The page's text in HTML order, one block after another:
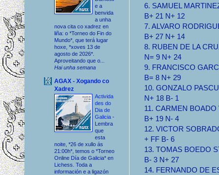
6. SAMUEL
B+ 21 N+ 12
7. ALVARO
B+ 27 N+ 14
8. RUBEN DE LA
N= 9 N+ 24
9. FRANCISCO
B= 8 N+ 29
10. GONZALO
N+ 18 B- 1
11. CARMEN BOADO
B+ 19 N- 4
12. VICTOR
+ FF B- 6
13. TOMAS BOEDO
B- 3 N+ 27
14. FERNANDO DE
e a
benvida
a unha
nova cita co xadrez en
liña: o *Torneo do Fin do
Mundo*, que terá lugar
hoxe, *xoves 13 de
agosto de 2026*.
Aproveitando que o...
Hai unha semana
AGAX - Xogando co
Xadrez
Activida
des do
Dia de
Galicia -
Lembra
que
esta
noite, *26 de xullo ás
21:00h*, temos o *Torneo
Online Día de Galicia* en
Lichess. Toda a
información e a ligazón